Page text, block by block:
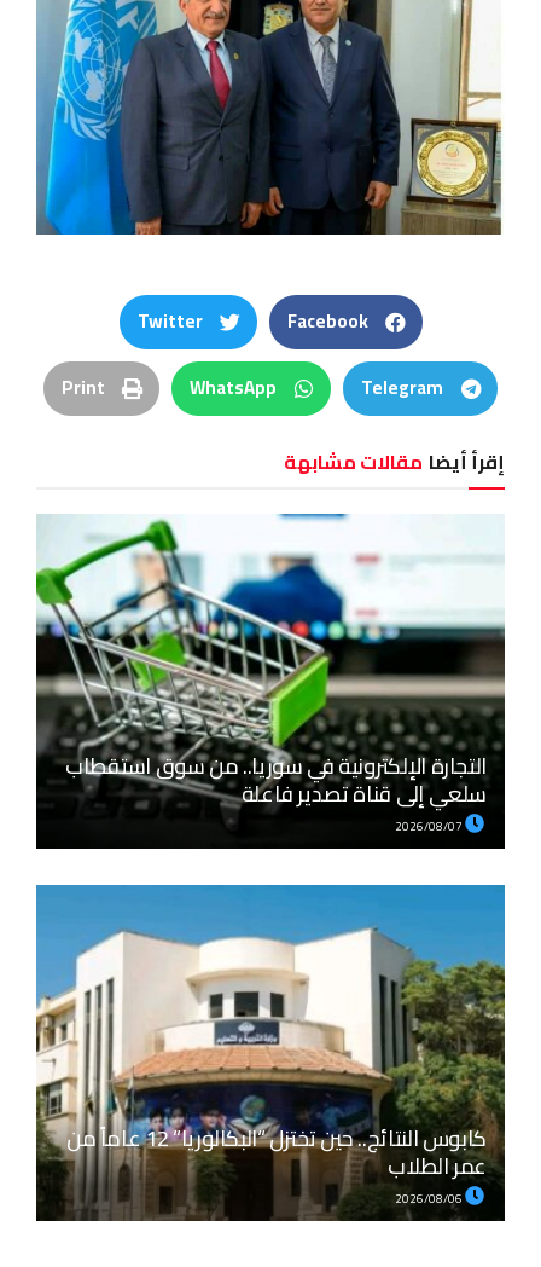
Facebook
Twitter
Telegram
WhatsApp
Print
إقرأ أيضا مقالات مشابهة
التجارة الإلكترونية في سوريا.. من سوق استقطاب
سلعي إلى قناة تصدير فاعلة
كابوس النتائج.. حين تختزل “البكالوريا” 12 عاماً من
عمر الطلاب